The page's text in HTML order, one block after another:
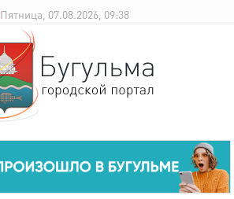
Пятница, 07.08.2026, 09:38